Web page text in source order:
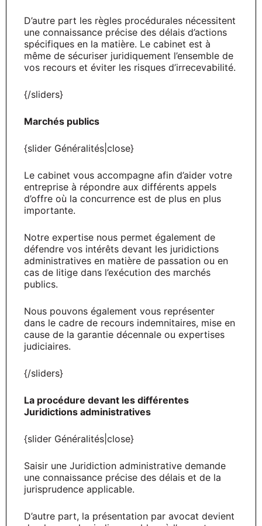
D’autre part les règles procédurales nécessitent
une connaissance précise des délais d’actions
spécifiques en la matière. Le cabinet est à
même de sécuriser juridiquement l’ensemble de
vos recours et éviter les risques d’irrecevabilité.
{/sliders}
Marchés publics
{slider Généralités|close}
Le cabinet vous accompagne afin d’aider votre
entreprise à répondre aux différents appels
d’offre où la concurrence est de plus en plus
importante.
Notre expertise nous permet également de
défendre vos intérêts devant les juridictions
administratives en matière de passation ou en
cas de litige dans l’exécution des marchés
publics.
Nous pouvons également vous représenter
dans le cadre de recours indemnitaires, mise en
cause de la garantie décennale ou expertises
judiciaires.
{/sliders}
La procédure devant les différentes
Juridictions administratives
{slider Généralités|close}
Saisir une Juridiction administrative demande
une connaissance précise des délais et de la
jurisprudence applicable.
D’autre part, la présentation par avocat devient